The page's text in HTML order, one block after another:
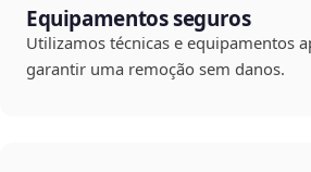
Equipamentos seguros
Utilizamos técnicas e equipamentos
garantir uma remoção sem danos.